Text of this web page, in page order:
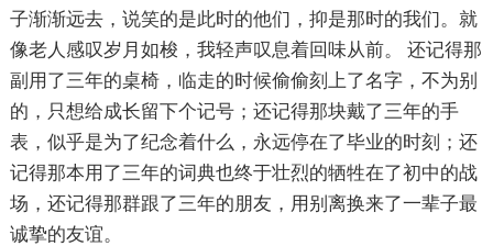
子渐渐远去，说笑的是此时的他们，抑是那时的我们。就
像老人感叹岁月如梭，我轻声叹息着回味从前。 还记得那
副用了三年的桌椅，临走的时候偷偷刻上了名字，不为别
的，只想给成长留下个记号；还记得那块戴了三年的手
表，似乎是为了纪念着什么，永远停在了毕业的时刻；还
记得那本用了三年的词典也终于壮烈的牺牲在了初中的战
场，还记得那群跟了三年的朋友，用别离换来了一辈子最
诚挚的友谊。